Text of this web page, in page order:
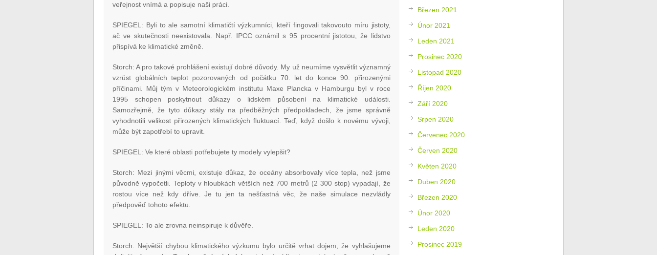
veřejnost vnímá a popisuje naši práci.
SPIEGEL: Byli to ale samotní klimatičtí výzkumníci, kteří fingovali takovouto míru jistoty,
ač ve skutečnosti neexistovala. Např. IPCC oznámil s 95 procentní jistotou, že lidstvo
přispívá ke klimatické změně.
Storch: A pro takové prohlášení existují dobré důvody. My už neumíme vysvětlit významný
vzrůst globálních teplot pozorovaných od počátku 70. let do konce 90. přirozenými
příčinami. Můj tým v Meteorologickém institutu Maxe Plancka v Hamburgu byl v roce
1995 schopen poskytnout důkazy o lidském působení na klimatické události.
Samozřejmě, že tyto důkazy stály na předběžných předpokladech, že jsme správně
vyhodnotili velikost přirozených klimatických fluktuací. Teď, když došlo k novému vývoji,
může být zapotřebí to upravit.
SPIEGEL: Ve které oblasti potřebujete ty modely vylepšit?
Storch: Mezi jinými věcmi, existuje důkaz, že oceány absorbovaly více tepla, než jsme
původně vypočetli. Teploty v hloubkách větších než 700 metrů (2 300 stop) vypadají, že
rostou více než kdy dříve. Je tu jen ta nešťastná věc, že naše simulace nezvládly
předpověď tohoto efektu.
SPIEGEL: To ale zrovna neinspiruje k důvěře.
Storch: Největší chybou klimatického výzkumu bylo určitě vrhat dojem, že vyhlašujeme
Březen 2021
Únor 2021
Leden 2021
Prosinec 2020
Listopad 2020
Říjen 2020
Září 2020
Srpen 2020
Červenec 2020
Červen 2020
Květen 2020
Duben 2020
Březen 2020
Únor 2020
Leden 2020
Prosinec 2019